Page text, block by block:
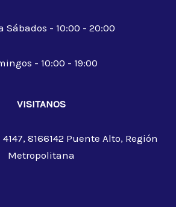
Sábados - 10:00 - 20:00
- 10:00 - 19:00
VISITANOS
8166142 Puente Alto, Región
Metropolitana